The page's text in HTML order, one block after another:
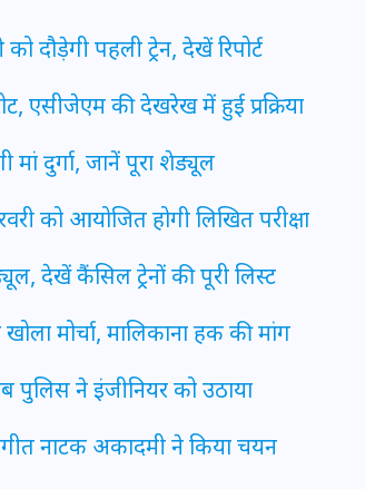
पहली ट्रेन, देखें रिपोर्ट
एसीजेएम की देखरेख में हुई प्रक्रिया
मां दुर्गा, जानें पूरा शेड्यूल
को आयोजित होगी लिखित परीक्षा
देखें कैंसिल ट्रेनों की पूरी लिस्ट
मोर्चा, मालिकाना हक की मांग
पुलिस ने इंजीनियर को उठाया
नाटक अकादमी ने किया चयन
20 जनवरी 2026